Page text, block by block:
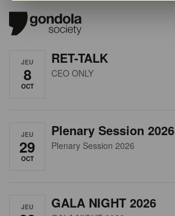
JEU
8
OCT
RET-TALK
CEO ONLY
JEU
29
OCT
Plenary Session 2026
Plenary Session 2026
JEU GALA NIGHT 2026